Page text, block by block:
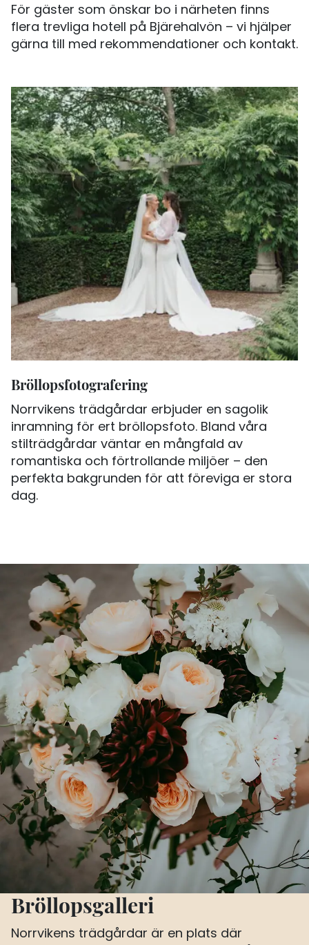
För gäster som önskar bo i närheten finns
flera trevliga hotell på Bjärehalvön – vi hjälper
gärna till med rekommendationer och kontakt.
Bröllopsfotografering
Norrvikens trädgårdar erbjuder en sagolik
inramning för ert bröllopsfoto. Bland våra
stilträdgårdar väntar en mångfald av
romantiska och förtrollande miljöer – den
perfekta bakgrunden för att föreviga er stora
dag.
Bröllopsgalleri
Norrvikens trädgårdar är en plats där